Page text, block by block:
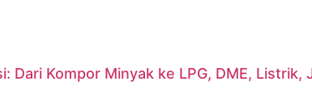
Dari Kompor Minyak ke LPG, DME,